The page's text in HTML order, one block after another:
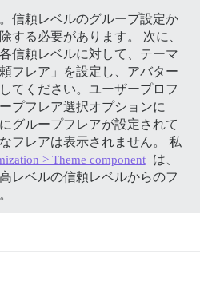
信頼レベルのグループ設定か
する必要があります。 次に、
信頼レベルに対して、テーマ
フレア」を設定し、アバター
てください。ユーザープロフ
プフレア選択オプションに
グループフレアが設定されて
フレアは表示されません。 私
> Theme component
は、
レベルの信頼レベルからのフ